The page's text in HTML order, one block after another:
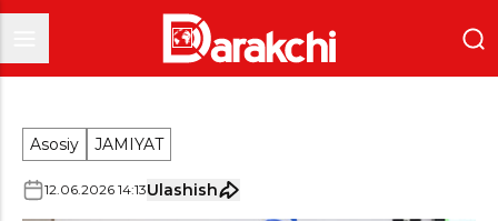
Asosiy JAMIYAT
12.06.2026 14:13Ulashish